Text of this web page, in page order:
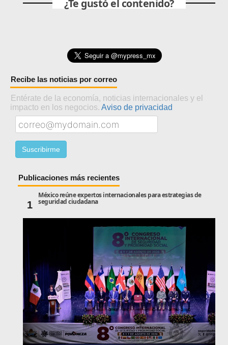
¿Te gustó el contenido?
Recibe las noticias por correo
Entérate de la economía, noticias internacionales y el
impacto en los negocios. Aviso de privacidad
Publicaciones más recientes
1
México reúne expertos internacionales para estrategias de
seguridad ciudadana